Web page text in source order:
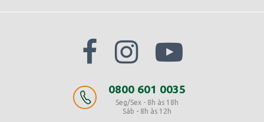
0800 601 0035
Seg/Sex - 8h às 18h
Sáb - 8h às 12h